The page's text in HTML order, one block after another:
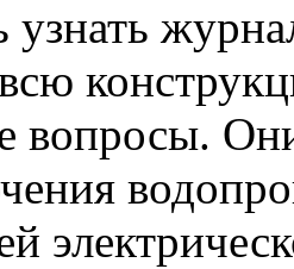
узнать
вопросы.